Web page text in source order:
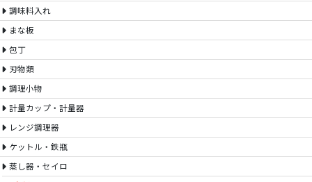
調味料入れ
まな板
包丁
刃物類
調理小物
計量カップ・計量器
レンジ調理器
ケットル・鉄瓶
蒸し器・セイロ